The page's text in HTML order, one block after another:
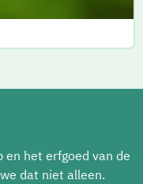
het erfgoed van de
dat niet alleen.